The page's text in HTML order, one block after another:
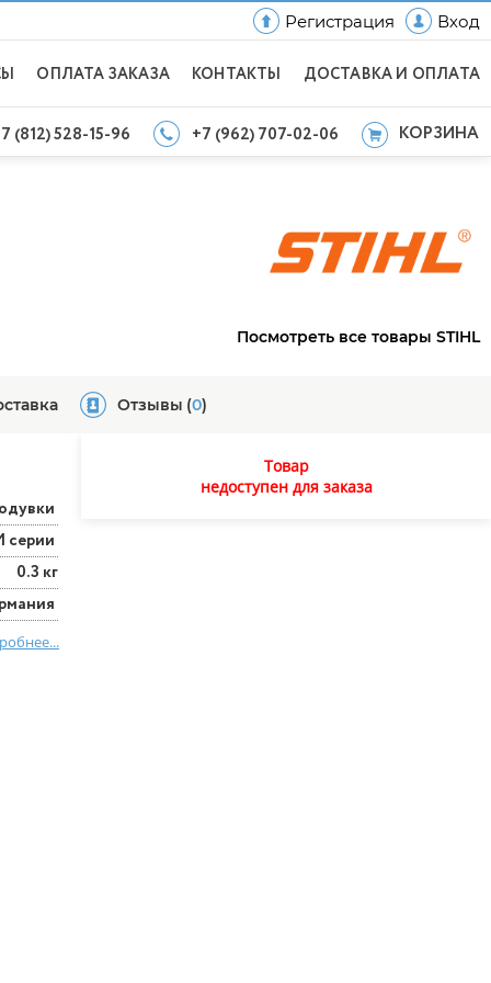
Регистрация Вход
ОПЛАТА ЗАКАЗА КОНТАКТЫ ДОСТАВКА И ОПЛАТА
(812) 528-15-96 +7 (962) 707-02-06 КОРЗИНА
Посмотреть все товары STIHL
Отзывы (0)
серии
0.3 кг
Товар
недоступен для заказа